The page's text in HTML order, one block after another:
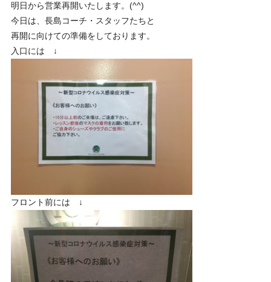
明日から営業再開いたします。(^^)
今日は、長島コーチ・スタッフたちと
再開に向けての準備をしております。
入口には ↓
フロント前には ↓